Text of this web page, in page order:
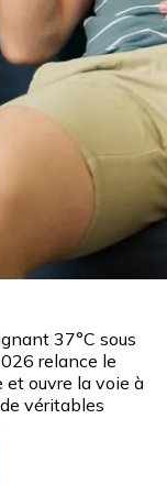
37°C sous
relance le
et ouvre la voie à
véritables